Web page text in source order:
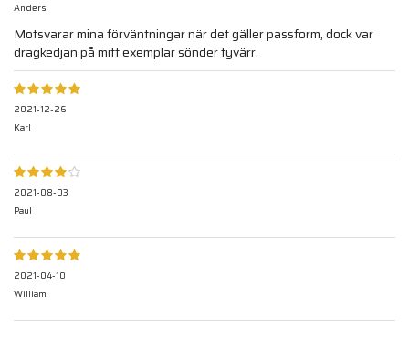
Anders
Motsvarar mina förväntningar när det gäller passform, dock var
dragkedjan på mitt exemplar sönder tyvärr.
2021-12-26
Karl
2021-08-03
Paul
2021-04-10
William